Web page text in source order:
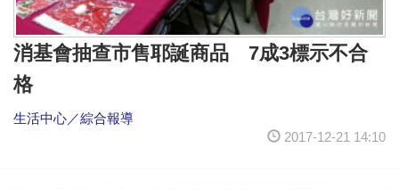
消基會抽查市售耶誕商品 7成3標示不合
格
生活中心／綜合報導
2017-12-21 14:10